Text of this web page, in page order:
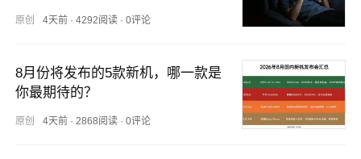
原创 4天前· 4292阅读· 0评论
8月份将发布的5款新机，哪一款是
你最期待的？
原创 4天前· 2868阅读· 0评论